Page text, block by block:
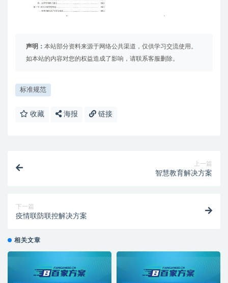
声明： 本站部分资料来源于网络公共渠道，仅供学习交流使用。
如本站的内容对您的权益造成了影响，请联系客服删除。
标准规范
收藏 海报 链接
上一篇
智慧教育解决方案
下一篇
疫情联防联控解决方案
相关文章